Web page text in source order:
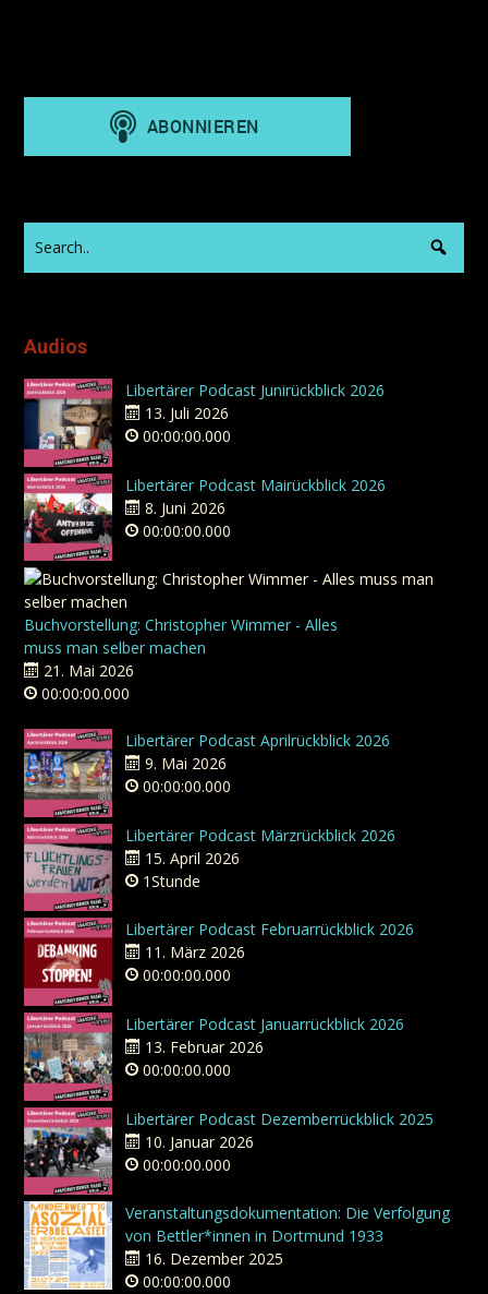
Audios
Libertärer Podcast Junirückblick 2026
13. Juli 2026
00:00:00.000
Libertärer Podcast Mairückblick 2026
8. Juni 2026
00:00:00.000
Buchvorstellung: Christopher Wimmer - Alles
muss man selber machen
21. Mai 2026
00:00:00.000
Libertärer Podcast Aprilrückblick 2026
9. Mai 2026
00:00:00.000
Libertärer Podcast Märzrückblick 2026
15. April 2026
1Stunde
Libertärer Podcast Februarrückblick 2026
11. März 2026
00:00:00.000
Libertärer Podcast Januarrückblick 2026
13. Februar 2026
00:00:00.000
Libertärer Podcast Dezemberrückblick 2025
10. Januar 2026
00:00:00.000
Veranstaltungsdokumentation: Die Verfolgung
von Bettler*innen in Dortmund 1933
16. Dezember 2025
00:00:00.000